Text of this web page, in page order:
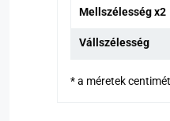
Mellszélesség x2
Vállszélesség
* a méretek